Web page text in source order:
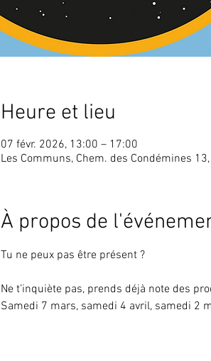
Heure et lieu
07 févr. 2026, 13:00 – 17:00
Les Communs, Chem. des Condémines
À propos de
Tu ne peux pas être présent ?
Ne t’inquiète pas, prends déjà note des
Samedi 7 mars, samedi 4 avril, samedi 2